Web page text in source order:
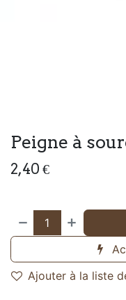
Peigne à
2,40 €
Ajouter à la liste